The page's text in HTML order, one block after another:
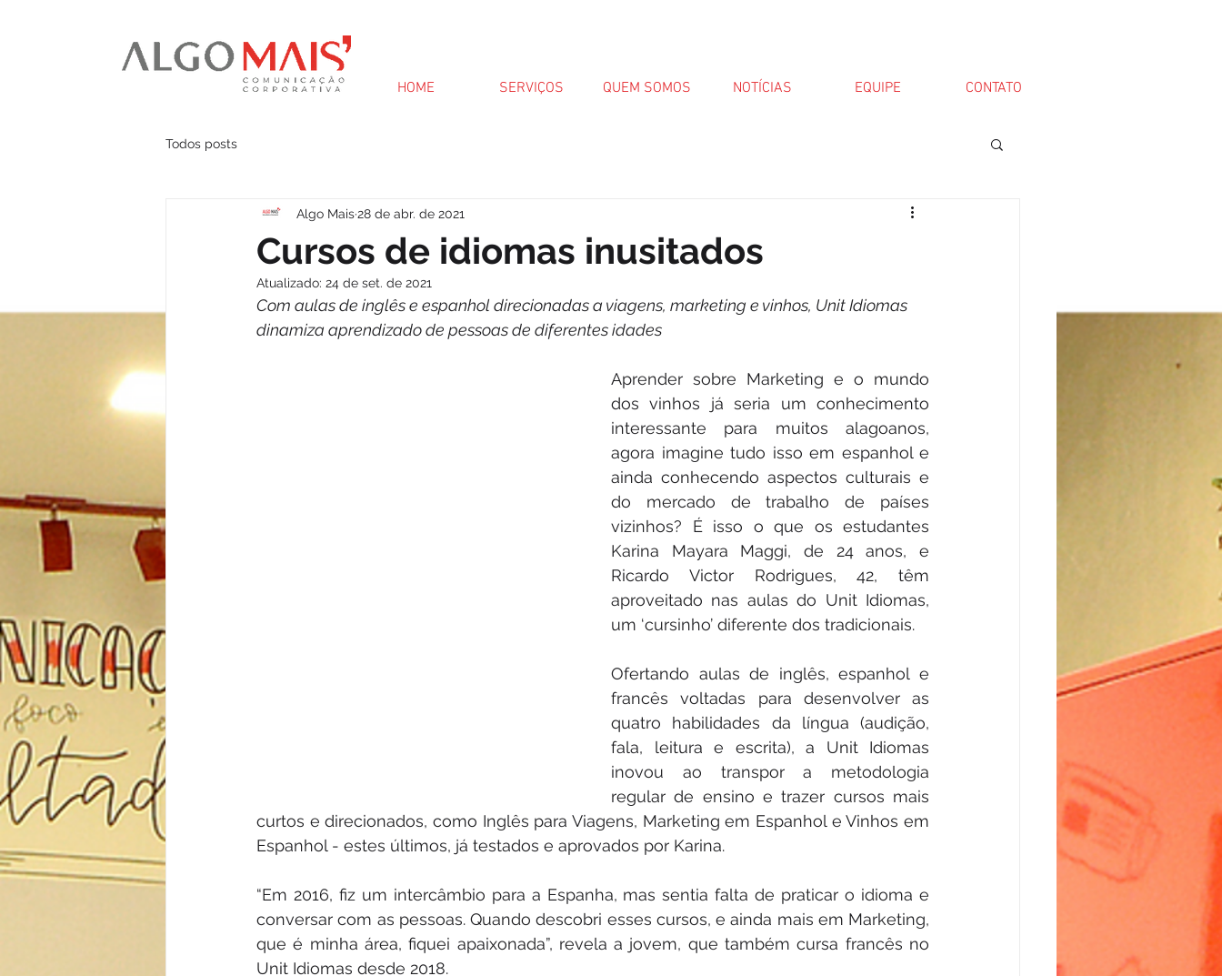
HOME SERVIÇOS QUEM SOMOS NOTÍCIAS EQUIPE CONTATO
Todos posts
Cursos de idiomas inusitados
Algo Mais28 de abr. de 2021
Atualizado: 24 de set. de 2021
Com aulas de inglês e espanhol direcionadas a viagens, marketing e vinhos, Unit Idiomas
dinamiza aprendizado de pessoas de diferentes idades
Aprender sobre Marketing e o mundo
dos vinhos já seria um conhecimento
interessante para muitos alagoanos,
agora imagine tudo isso em espanhol e
ainda conhecendo aspectos culturais e
do mercado de trabalho de países
vizinhos? É isso o que os estudantes
Karina Mayara Maggi, de 24 anos, e
Ricardo Victor Rodrigues, 42, têm
aproveitado nas aulas do Unit Idiomas,
um ‘cursinho’ diferente dos tradicionais.
Ofertando aulas de inglês, espanhol e
francês voltadas para desenvolver as
quatro habilidades da língua (audição,
fala, leitura e escrita), a Unit Idiomas
inovou ao transpor a metodologia
regular de ensino e trazer cursos mais
curtos e direcionados, como Inglês para Viagens, Marketing em Espanhol e Vinhos em
Espanhol - estes últimos, já testados e aprovados por Karina.
“Em 2016, fiz um intercâmbio para a Espanha, mas sentia falta de praticar o idioma e
conversar com as pessoas. Quando descobri esses cursos, e ainda mais em Marketing,
que é minha área, fiquei apaixonada”, revela a jovem, que também cursa francês no
Unit Idiomas desde 2018.